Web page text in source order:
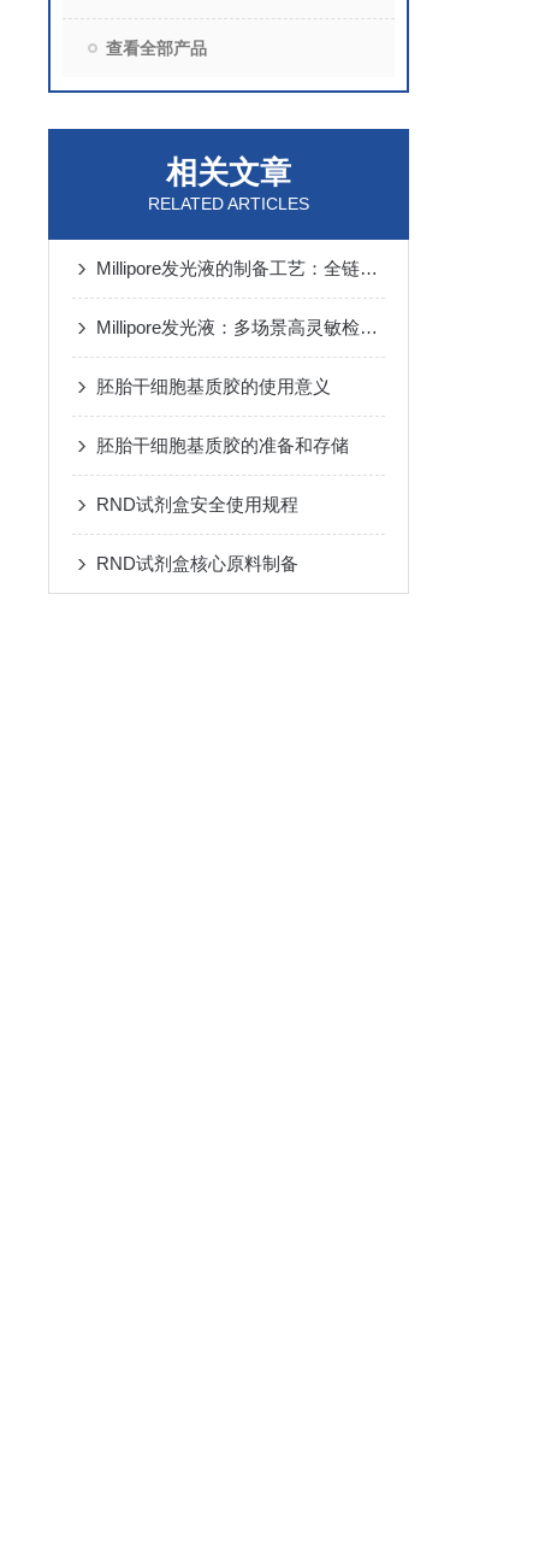
查看全部产品
相关文章
RELATED ARTICLES
Millipore发光液的制备工艺：全链路质控保障检测性能稳定
Millipore发光液：多场景高灵敏检测的核心试剂支撑
胚胎干细胞基质胶的使用意义
胚胎干细胞基质胶的准备和存储
RND试剂盒安全使用规程
RND试剂盒核心原料制备